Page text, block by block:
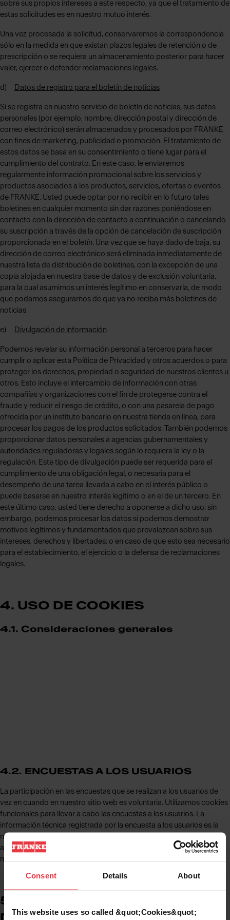
Consent Details About
This website uses so called &quot;Cookies&quot;
sobre sus propios intereses a este respecto, ya que el tratamiento de
estas solicitudes es en nuestro mutuo interés.
Una vez procesada la solicitud, conservaremos la correspondencia
sólo en la medida en que existan plazos legales de retención o de
prescripción o se requiera un almacenamiento posterior para hacer
valer, ejercer o defender reclamaciones legales.
d) Datos de registro para el boletín de noticias
Si se registra en nuestro servicio de boletín de noticias, sus datos
personales (por ejemplo, nombre, dirección postal y dirección de
correo electrónico) serán almacenados y procesados por FRANKE
con fines de marketing, publicidad o promoción. El tratamiento de
estos datos se basa en su consentimiento o tiene lugar para el
cumplimiento del contrato. En este caso, le enviaremos
regularmente información promocional sobre los servicios y
productos asociados a los productos, servicios, ofertas o eventos
de FRANKE. Usted puede optar por no recibir en lo futuro tales
boletines en cualquier momento sin dar razones poniéndose en
contacto con la dirección de contacto a continuación o cancelando
su suscripción a través de la opción de cancelación de suscripción
proporcionada en el boletín. Una vez que se haya dado de baja, su
dirección de correo electrónico será eliminada inmediatamente de
nuestra lista de distribución de boletines, con la excepción de una
copia alojada en nuestra base de datos y de exclusión voluntaria,
para la cual asumimos un interés legítimo en conservarla, de modo
que podamos asegurarnos de que ya no reciba más boletines de
noticias.
e) Divulgación de información
Podemos revelar su información personal a terceros para hacer
cumplir o aplicar esta Política de Privacidad y otros acuerdos o para
proteger los derechos, propiedad o seguridad de nuestros clientes u
otros. Esto incluye el intercambio de información con otras
compañías y organizaciones con el fin de protegerse contra el
fraude y reducir el riesgo de crédito, o con una pasarela de pago
ofrecida por un instituto bancario en nuestra tienda en línea, para
procesar los pagos de los productos solicitados. También podemos
proporcionar datos personales a agencias gubernamentales y
autoridades reguladoras y legales según lo requiera la ley o la
regulación. Este tipo de divulgación puede ser requerida para el
cumplimiento de una obligación legal, o necesaria para el
desempeño de una tarea llevada a cabo en el interés público o
puede basarse en nuestro interés legítimo o en el de un tercero. En
este último caso, usted tiene derecho a oponerse a dicho uso; sin
embargo, podemos procesar los datos si podemos demostrar
motivos legítimos y fundamentados que prevalezcan sobre sus
intereses, derechos y libertades; o en caso de que esto sea necesario
para el establecimiento, el ejercicio o la defensa de reclamaciones
legales.
4. USO DE COOKIES
4.1. Consideraciones generales
4.2. ENCUESTAS A LOS USUARIOS
La participación en las encuestas que se realizan a los usuarios de
vez en cuando en nuestro sitio web es voluntaria. Utilizamos cookies
funcionales para llevar a cabo las encuestas a los usuarios. La
información técnica registrada por la encuesta a los usuarios es la
misma que se registra cuando los usuarios visitan el sitio web (ver
arriba). Sus respuestas enviadas durante la encuesta a los usuarios
no estarán vinculadas a sus datos personales, como su dirección IP.
5. SERVICIOS O CONTENIDOS